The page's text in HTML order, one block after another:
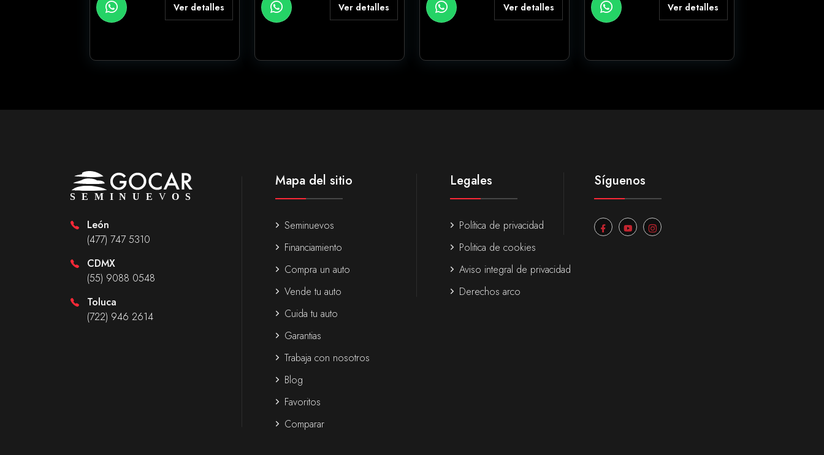
Ver detalles Ver detalles Ver detalles Ver detalles
León
(477) 747 5310
CDMX
(55) 9088 0548
Toluca
(722) 946 2614
Mapa del sitio
Seminuevos
Financiamiento
Compra un auto
Vende tu auto
Cuida tu auto
Garantias
Trabaja con nosotros
Blog
Favoritos
Comparar
Legales
Política de privacidad
Politica de cookies
Aviso integral de privacidad
Derechos arco
Síguenos